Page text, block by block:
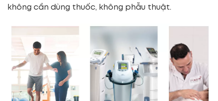
không cần dùng thuốc, không phẫu thuật.